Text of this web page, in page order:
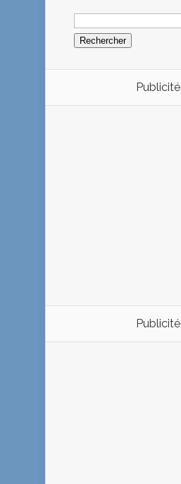
Rechercher :
Publicité
Publicité